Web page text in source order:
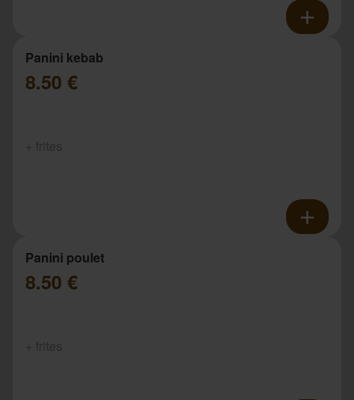
Panini kebab
8.50 €
Panini poulet
8.50 €